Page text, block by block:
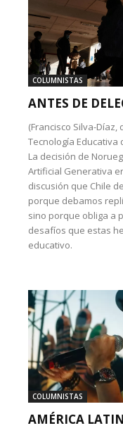
COLUMNISTAS
ANTES DE
(Francisco Silva-
Tecnología Educativa
La decisión de
Artificial Generativa
discusión que Chile
porque debamos
sino porque obliga a
desafíos que estas
educativo.
COLUMNISTAS
AMÉRICA